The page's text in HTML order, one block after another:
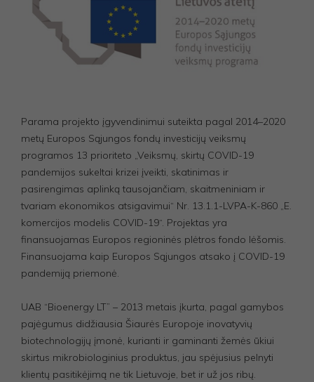
Parama projekto įgyvendinimui suteikta pagal 2014–2020
metų Europos Sąjungos fondų investicijų veiksmų
programos 13 prioriteto „Veiksmų, skirtų COVID-19
pandemijos sukeltai krizei įveikti, skatinimas ir
pasirengimas aplinką tausojančiam, skaitmeniniam ir
tvariam ekonomikos atsigavimui“ Nr. 13.1.1-LVPA-K-860 „E.
komercijos modelis COVID-19“. Projektas yra
finansuojamas Europos regioninės plėtros fondo lėšomis.
Finansuojama kaip Europos Sąjungos atsako į COVID-19
pandemiją priemonė.
UAB “Bioenergy LT” – 2013 metais įkurta, pagal gamybos
pajėgumus didžiausia Šiaurės Europoje inovatyvių
biotechnologijų įmonė, kurianti ir gaminanti žemės ūkiui
skirtus mikrobiologinius produktus, jau spėjusius pelnyti
klientų pasitikėjimą ne tik Lietuvoje, bet ir už jos ribų.
Privalomi
Šie
slapukai
Statistika
Siekiant
pagerinti
funkcionalumą
ir struktūrą,
atsižvelgiant į
tai, kaip
svetainė
Vartojo
patirties
Kad mūsų
svetainė
Jūsų vizito